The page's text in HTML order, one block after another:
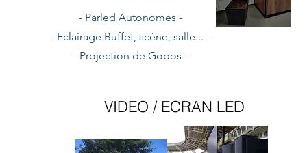
- Parled Autonomes -
- Eclairage Buffet, scène, salle... -
- Projection de Gobos -
VIDEO / ECRAN LED